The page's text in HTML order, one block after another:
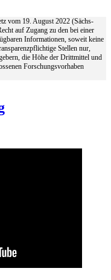
vom 19. August 2022 (Sächs-
auf Zugang zu den bei einer
Informationen, soweit keine
Stellen nur,
die Höhe der Drittmittel und
Forschungsvorhaben